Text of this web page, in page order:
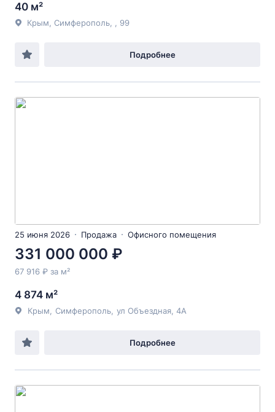
40 м²
Крым, Симферополь, , 99
Подробнее
25 июня 2026 Продажа Офисного помещения
331 000 000 ₽
67 916 ₽ за м²
4 874 м²
Крым Симферополь ул Объездная , 4А
Подробнее